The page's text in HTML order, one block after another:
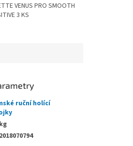
VENUS PRO SMOOTH
3 KS
ruční holící